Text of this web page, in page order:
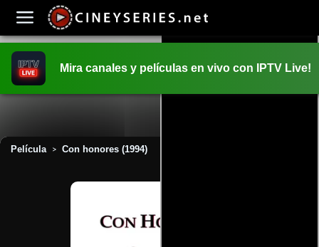
Mira canales y películas en vivo con IPTV Live!
Película > Con honores (1994)